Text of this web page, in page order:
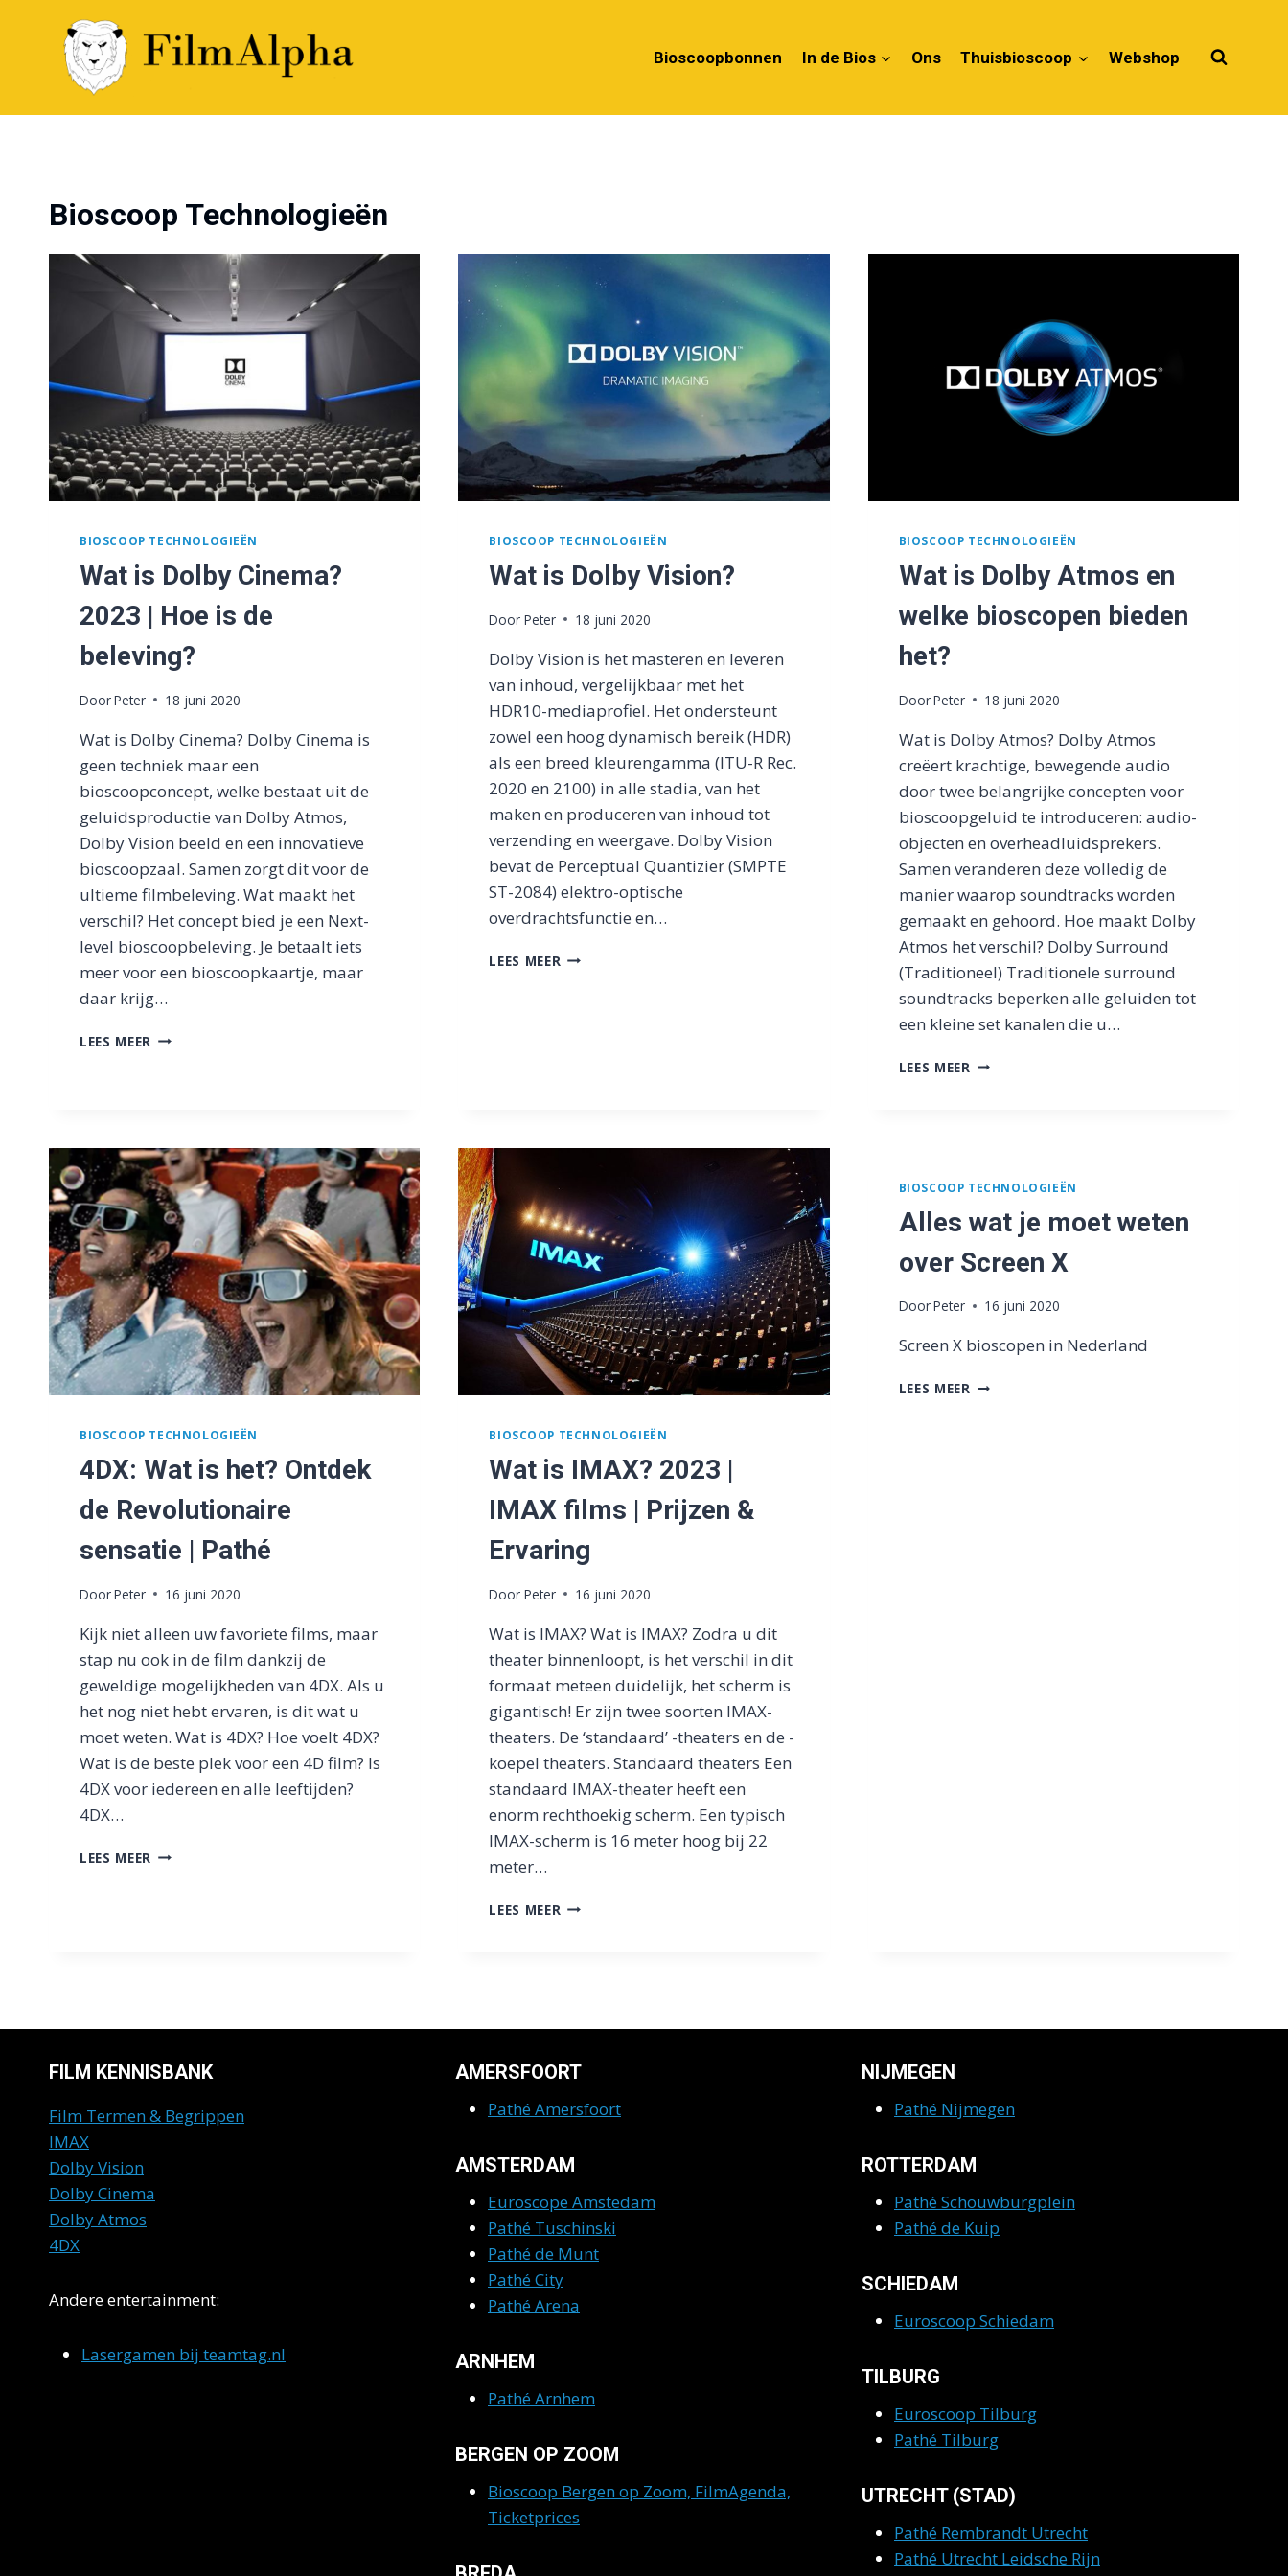
Bioscoopbonnen In de Bios Ons Thuisbioscoop Webshop
Bioscoop Technologieën
BIOSCOOP TECHNOLOGIEËN
Wat is Dolby Cinema?
2023 | Hoe is de
beleving?
DoorPeter 18 juni 2020
Wat is Dolby Cinema? Dolby Cinema is
geen techniek maar een
bioscoopconcept, welke bestaat uit de
geluidsproductie van Dolby Atmos,
Dolby Vision beeld en een innovatieve
bioscoopzaal. Samen zorgt dit voor de
ultieme filmbeleving. Wat maakt het
verschil? Het concept bied je een Next-
level bioscoopbeleving. Je betaalt iets
meer voor een bioscoopkaartje, maar
daar krijg…
LEES MEER WAT
HOE
IS
DE
BELEVING?
BIOSCOOP TECHNOLOGIEËN
Wat is Dolby Vision?
Door Peter 18 juni 2020
Dolby Vision is het masteren en leveren
van inhoud, vergelijkbaar met het
HDR10-mediaprofiel. Het ondersteunt
zowel een hoog dynamisch bereik (HDR)
als een breed kleurengamma (ITU-R Rec.
2020 en 2100) in alle stadia, van het
maken en produceren van inhoud tot
verzending en weergave. Dolby Vision
bevat de Perceptual Quantizier (SMPTE
ST-2084) elektro-optische
overdrachtsfunctie en…
LEES MEER WAT
BIOSCOOP TECHNOLOGIEËN
Wat is Dolby Atmos en
welke bioscopen bieden
het?
DoorPeter 18 juni 2020
Wat is Dolby Atmos? Dolby Atmos
creëert krachtige, bewegende audio
door twee belangrijke concepten voor
bioscoopgeluid te introduceren: audio-
objecten en overheadluidsprekers.
Samen veranderen deze volledig de
manier waarop soundtracks worden
gemaakt en gehoord. Hoe maakt Dolby
Atmos het verschil? Dolby Surround
(Traditioneel) Traditionele surround
soundtracks beperken alle geluiden tot
een kleine set kanalen die u…
LEES MEER WAT
BIOSCOPEN
HET?
BIOSCOOP TECHNOLOGIEËN
4DX: Wat is het? Ontdek
de Revolutionaire
sensatie | Pathé
DoorPeter 16 juni 2020
Kijk niet alleen uw favoriete films, maar
stap nu ook in de film dankzij de
geweldige mogelijkheden van 4DX. Als u
het nog niet hebt ervaren, is dit wat u
moet weten. Wat is 4DX? Hoe voelt 4DX?
Wat is de beste plek voor een 4D film? Is
4DX voor iedereen en alle leeftijden?
4DX…
LEES MEER 4DX:
PATHÉ
BIOSCOOP TECHNOLOGIEËN
Wat is IMAX? 2023 |
IMAX films | Prijzen &
Ervaring
Door Peter 16 juni 2020
Wat is IMAX? Wat is IMAX? Zodra u dit
theater binnenloopt, is het verschil in dit
formaat meteen duidelijk, het scherm is
gigantisch! Er zijn twee soorten IMAX-
theaters. De ‘standaard’ -theaters en de -
koepel theaters. Standaard theaters Een
standaard IMAX-theater heeft een
enorm rechthoekig scherm. Een typisch
IMAX-scherm is 16 meter hoog bij 22
meter…
LEES MEER WAT
FILMS
PRIJZEN
ERVARING
BIOSCOOP TECHNOLOGIEËN
Alles wat je moet weten
over Screen X
DoorPeter 16 juni 2020
Screen X bioscopen in Nederland
LEES MEER ALLES
FILM KENNISBANK
Film Termen & Begrippen
IMAX
Dolby Vision
Dolby Cinema
Dolby Atmos
4DX
Andere entertainment:
Lasergamen bij teamtag.nl
AMERSFOORT
Pathé Amersfoort
AMSTERDAM
Euroscope Amstedam
Pathé Tuschinski
Pathé de Munt
Pathé City
Pathé Arena
ARNHEM
Pathé Arnhem
BERGEN OP ZOOM
Bioscoop Bergen op Zoom, FilmAgenda,
Ticketprices
NIJMEGEN
Pathé Nijmegen
ROTTERDAM
Pathé Schouwburgplein
Pathé de Kuip
SCHIEDAM
Euroscoop Schiedam
TILBURG
Euroscoop Tilburg
Pathé Tilburg
UTRECHT (STAD)
Pathé Rembrandt Utrecht
Pathé Utrecht Leidsche Rijn